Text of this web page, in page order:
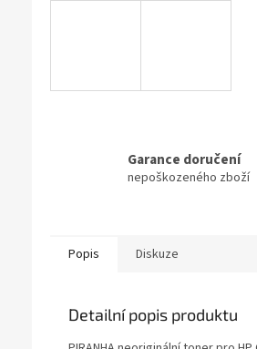
Garance doručení
nepoškozeného zboží
Popis Diskuze
Detailní popis produktu